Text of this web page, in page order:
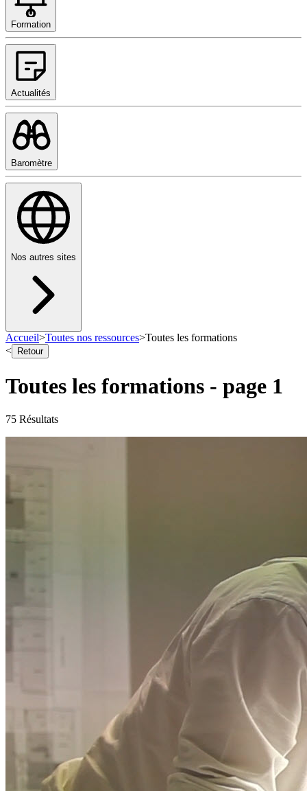
Formation
Actualités
Baromètre
Nos autres sites
Accueil>Toutes nos ressources>Toutes les formations
<
Retour
Toutes les formations - page 1
75 Résultats